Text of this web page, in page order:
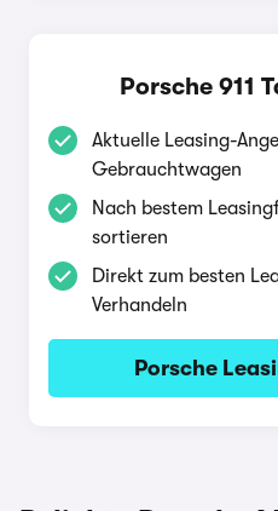
Porsche 911
Aktuelle Leasing-
Gebrauchtwagen
Nach bestem
sortieren
Direkt zum besten
Verhandeln
Porsche